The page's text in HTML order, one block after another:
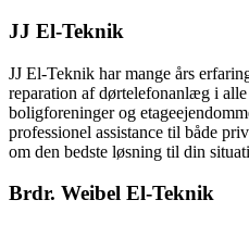
JJ El-Teknik
JJ El-Teknik har mange års
reparation af dørtelefonanlæg i
boligforeninger og
professionel assistance til både
om den bedste løsning til din
Brdr. Weibel El-Teknik